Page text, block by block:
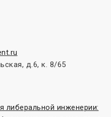
д.6, к. 8/65
либеральной инженерии: